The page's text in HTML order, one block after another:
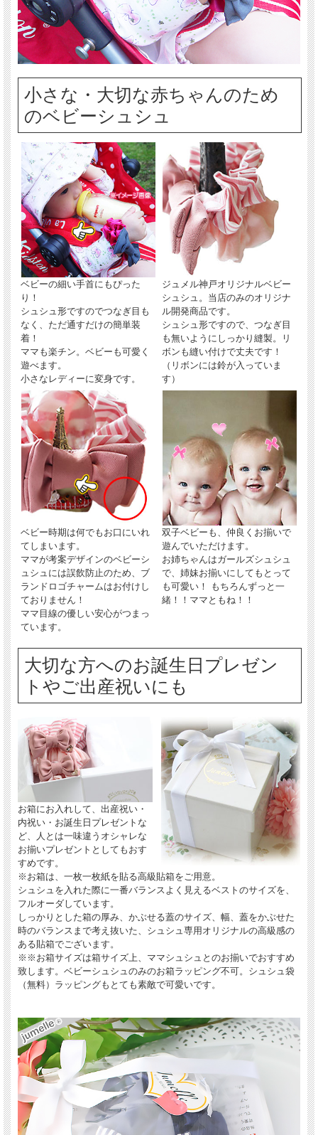
小さな・大切な赤ちゃんのため
のベビーシュシュ
ベビーの細い手首にもぴった
り！
シュシュ形ですのでつなぎ目も
なく、ただ通すだけの簡単装
着！
ママも楽チン。ベビーも可愛く
遊べます。
小さなレディーに変身です。
ジュメル神戸オリジナルベビー
シュシュ。当店のみのオリジナ
ル開発商品です。
シュシュ形ですので、つなぎ目
も無いようにしっかり縫製。リ
ボンも縫い付けで丈夫です！
（リボンには鈴が入っていま
す）
ベビー時期は何でもお口にいれ
てしまいます。
ママが考案デザインのベビーシ
ュシュには誤飲防止のため、ブ
ランドロゴチャームはお付けし
ておりません！
ママ目線の優しい安心がつまっ
ています。
双子ベビーも、仲良くお揃いで
遊んでいただけます。
お姉ちゃんはガールズシュシュ
で、姉妹お揃いにしてもとって
も可愛い！ もちろんずっと一
緒！！ママともね！！
大切な方へのお誕生日プレゼン
トやご出産祝いにも
お箱にお入れして、出産祝い・
内祝い・お誕生日プレゼントな
ど、人とは一味違うオシャレな
お揃いプレゼントとしてもおす
すめです。
※お箱は、一枚一枚紙を貼る高級貼箱をご用意。
シュシュを入れた際に一番バランスよく見えるベストのサイズを、
フルオーダしています。
しっかりとした箱の厚み、かぶせる蓋のサイズ、幅、蓋をかぶせた
時のバランスまで考え抜いた、シュシュ専用オリジナルの高級感の
ある貼箱でございます。
※※お箱サイズは箱サイズ上、ママシュシュとのお揃いでおすすめ
致します。ベビーシュシュのみのお箱ラッピング不可。シュシュ袋
（無料）ラッピングもとても素敵で可愛いです。